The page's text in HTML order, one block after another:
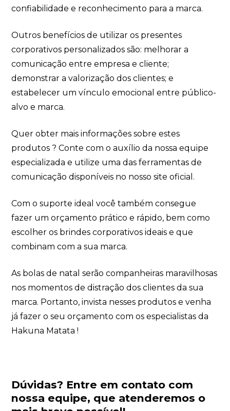
confiabilidade e reconhecimento para a marca.
Outros benefícios de utilizar os presentes
corporativos personalizados são: melhorar a
comunicação entre empresa e cliente;
demonstrar a valorização dos clientes; e
estabelecer um vínculo emocional entre público-
alvo e marca.
Quer obter mais informações sobre estes
produtos ? Conte com o auxílio da nossa equipe
especializada e utilize uma das ferramentas de
comunicação disponíveis no nosso site oficial.
Com o suporte ideal você também consegue
fazer um orçamento prático e rápido, bem como
escolher os brindes corporativos ideais e que
combinam com a sua marca.
As bolas de natal serão companheiras maravilhosas
nos momentos de distração dos clientes da sua
marca. Portanto, invista nesses produtos e venha
já fazer o seu orçamento com os especialistas da
Hakuna Matata !
Dúvidas? Entre em contato com
nossa equipe, que atenderemos o